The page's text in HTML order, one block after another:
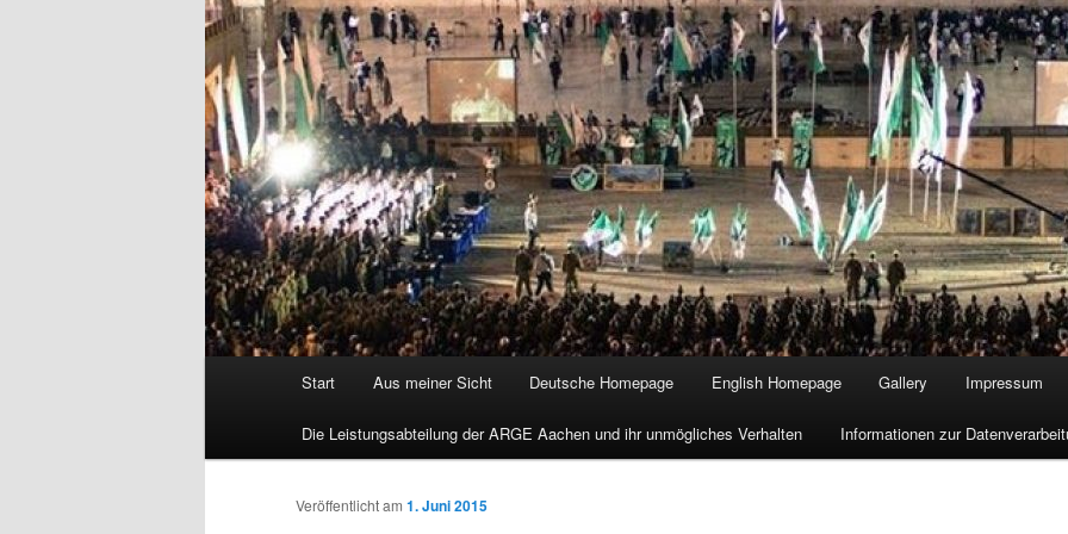
Start Aus meiner Sicht Deutsche Homepage English Homepage Gallery Impressum
Die Leistungsabteilung der ARGE Aachen und ihr unmögliches Verhalten Informationen zur
Veröffentlicht am 1. Juni 2015